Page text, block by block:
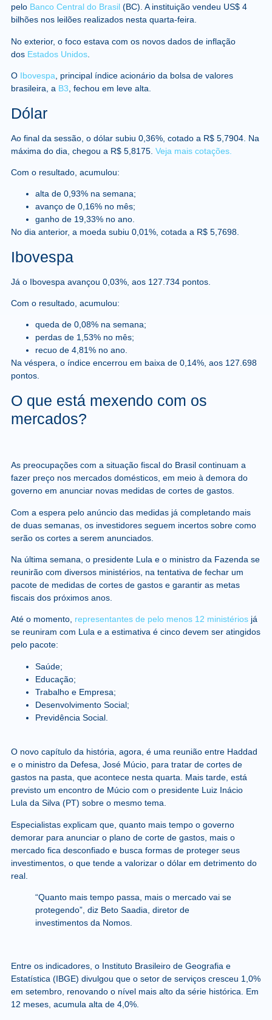
pelo Banco Central do Brasil(BC). A instituição vendeu US$ 4
bilhões nos leilões realizados nesta quarta-feira.
No exterior, o foco estava com os novos dados de inflação
dos Estados Unidos.
O Ibovespa , principal índice acionário da bolsa de valores
brasileira, a B3 , fechou em leve alta.
Dólar
Ao final da sessão, o dólar subiu 0,36%, cotado a R$ 5,7904. Na
máxima do dia, chegou a R$ 5,8175. Veja mais cotações.
Com o resultado, acumulou:
alta de 0,93% na semana;
avanço de 0,16% no mês;
ganho de 19,33% no ano.
No dia anterior, a moeda subiu 0,01%, cotada a R$ 5,7698.
Ibovespa
Já o Ibovespa avançou 0,03%, aos 127.734 pontos.
Com o resultado, acumulou:
queda de 0,08% na semana;
perdas de 1,53% no mês;
recuo de 4,81% no ano.
Na véspera, o índice encerrou em baixa de 0,14%, aos 127.698
pontos.
O que está mexendo com os
mercados?
As preocupações com a situação fiscal do Brasil continuam a
fazer preço nos mercados domésticos, em meio à demora do
governo em anunciar novas medidas de cortes de gastos.
Com a espera pelo anúncio das medidas já completando mais
de duas semanas, os investidores seguem incertos sobre como
serão os cortes a serem anunciados.
Na última semana, o presidente Lula e o ministro da Fazenda se
reunirão com diversos ministérios, na tentativa de fechar um
pacote de medidas de cortes de gastos e garantir as metas
fiscais dos próximos anos.
Até o momento, representantes de pelo menos 12 ministériosjá
se reuniram com Lula e a estimativa é cinco devem ser atingidos
pelo pacote:
Saúde;
Educação;
Trabalho e Empresa;
Desenvolvimento Social;
Previdência Social.
O novo capítulo da história, agora, é uma reunião entre Haddad
e o ministro da Defesa, José Múcio, para tratar de cortes de
gastos na pasta, que acontece nesta quarta. Mais tarde, está
previsto um encontro de Múcio com o presidente Luiz Inácio
Lula da Silva (PT) sobre o mesmo tema.
Especialistas explicam que, quanto mais tempo o governo
demorar para anunciar o plano de corte de gastos, mais o
mercado fica desconfiado e busca formas de proteger seus
investimentos, o que tende a valorizar o dólar em detrimento do
real.
“Quanto mais tempo passa, mais o mercado vai se
protegendo”, diz Beto Saadia, diretor de
investimentos da Nomos.
Entre os indicadores, o Instituto Brasileiro de Geografia e
Estatística (IBGE) divulgou que o setor de serviços cresceu 1,0%
em setembro, renovando o nível mais alto da série histórica. Em
12 meses, acumula alta de 4,0%.